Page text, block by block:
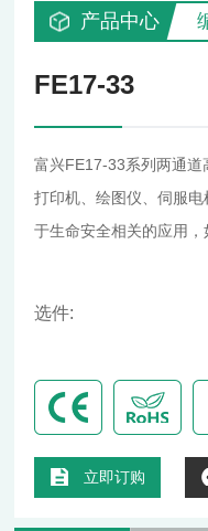
产品中心
FE17-33
富兴FE17-33系列两通道
打印机、绘图仪、伺服
于生命安全相关的应用，
选件:
立即订购